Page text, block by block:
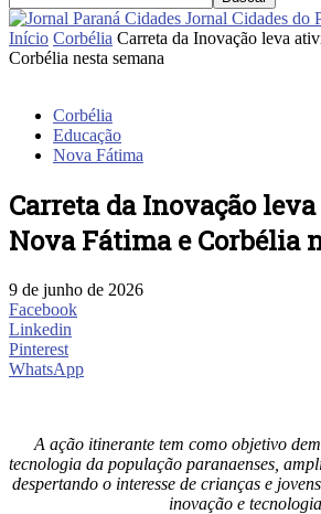
Jornal Cidades do
Início Corbélia Carreta da Inovação leva
Corbélia nesta semana
Corbélia
Educação
Nova Fátima
Carreta da Inovação
Nova Fátima e Corbélia
9 de junho de 2026
Facebook
Linkedin
Pinterest
WhatsApp
A ação itinerante tem como objetivo
tecnologia da população paranaenses,
despertando o interesse de crianças e
inovação e